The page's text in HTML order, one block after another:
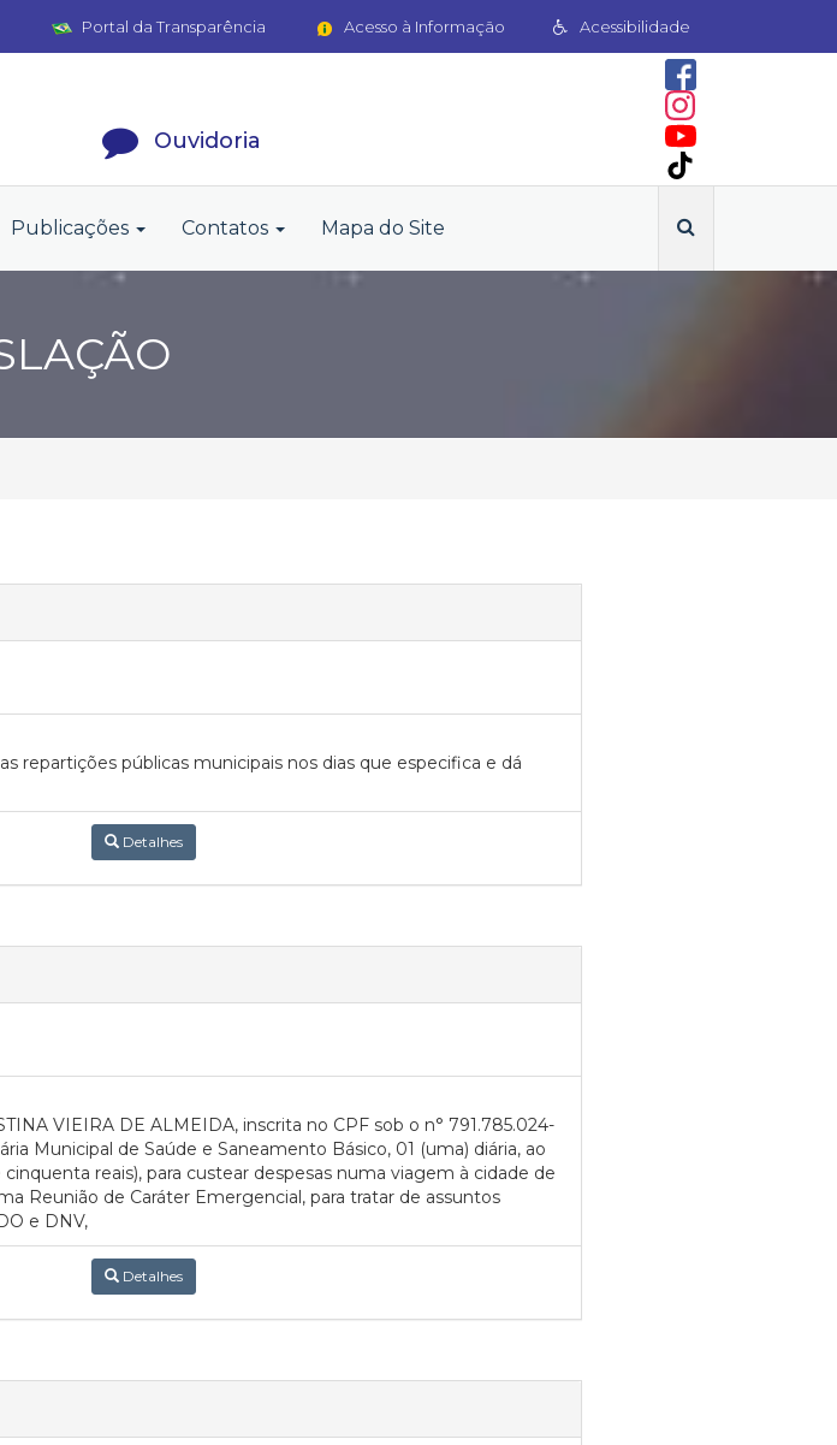
Acessibilidade
Acesso à Informação
Portal da Transparência
Ouvidoria
Publicações Contatos Mapa do Site
repartições públicas municipais nos dias que especifica e dá
Detalhes
VIEIRA DE ALMEIDA, inscrita no CPF sob o n° 791.785.024-
Municipal de Saúde e Saneamento Básico, 01 (uma) diária, ao
reais), para custear despesas numa viagem à cidade de
Reunião de Caráter Emergencial, para tratar de assuntos
e DNV,
Detalhes